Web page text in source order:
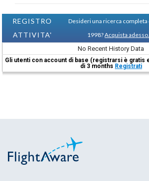
REGISTRO
ATTIVITA'
Desideri una ricerca
1998?Acquista
No Recent History Data
Gli utenti con account di base (registrarsi è gratis
di 3 months Registrati